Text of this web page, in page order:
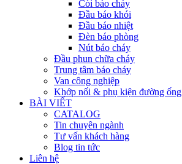
Còi báo cháy
Đầu báo khói
Đầu báo nhiệt
Đèn báo phòng
Nút báo cháy
Đầu phun chữa cháy
Trung tâm báo cháy
Van công nghiệp
Khớp nối & phụ kiện đường ống
BÀI VIẾT
CATALOG
Tin chuyên ngành
Tư vấn khách hàng
Blog tin tức
Liên hệ